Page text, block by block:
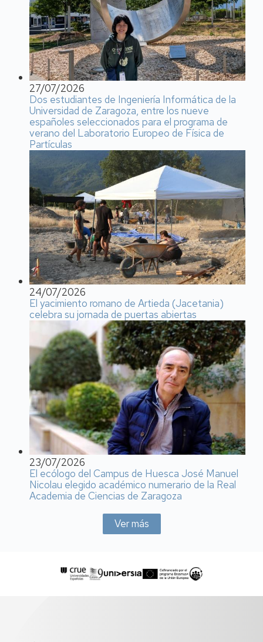
27/07/2026
Dos estudiantes de Ingeniería Informática de la
Universidad de Zaragoza, entre los nueve
españoles seleccionados para el programa de
verano del Laboratorio Europeo de Física de
Partículas
24/07/2026
El yacimiento romano de Artieda (Jacetania)
celebra su jornada de puertas abiertas
23/07/2026
El ecólogo del Campus de Huesca José Manuel
Nicolau elegido académico numerario de la Real
Academia de Ciencias de Zaragoza
Ver más